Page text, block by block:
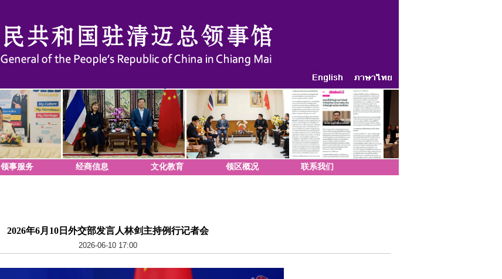
领事服务 经商信息 文化教育 领区概况 联系我们
2026年6月10日外交部发言人林剑主持例行记者会
2026-06-10 17:00